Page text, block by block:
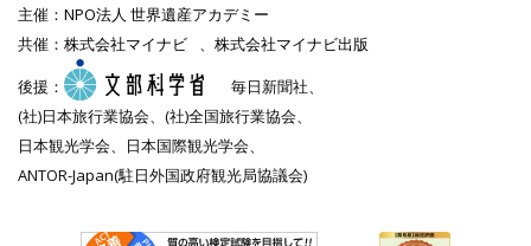
主催： NPO法人 世界遺産アカデミー
共催： 株式会社マイナビ 、 株式会社マイナビ出版
後援：
毎日新聞社、
(社)日本旅行業協会、(社)全国旅行業協会、
日本観光学会、日本国際観光学会、
ANTOR-Japan(駐日外国政府観光局協議会)